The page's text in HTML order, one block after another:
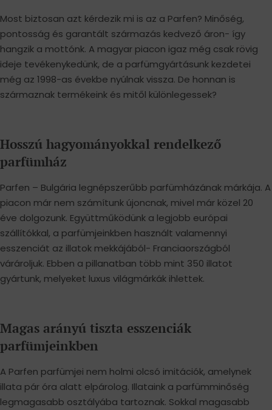
Most biztosan azt kérdezik mi is az a Parfen? Minőség,
pontosság és garantált származás kedvező áron- így
hangzik a mottónk. A magyar piacon igaz még csak rövig
ideje tevékenykedünk, de a parfümgyártásunk kezdetei
még az 1998-as évekbe nyúlnak vissza. De honnan is
származnak termékeink és mitől különlegessek?
Hosszú hagyományokkal rendelkező
parfümház
Parfen – Bulgária legnépszerűbb parfümházának márkája. A
piacon már nem számítunk újoncnak, mivel már közel 20
éve dolgozunk. Együttműködünk a legjobb európai
szállítókkal, a parfümjeinkben használt valamennyi
esszenciát az illatok mekkájából- Franciaországból
várároljuk. Ebben a pillanatban több mint 350 illatot
gyártunk, melyeket luxus világmárkák ihlettek.
Magas arányú tiszta esszenciák
parfümjeinkben
A Parfen parfümjei nem holmi olcsó imitációk, amelynek
illata pár óra alatt elpárolog. Illataink a parfümminőség
legmagasabb osztályába tartoznak. Sokkal magasabb